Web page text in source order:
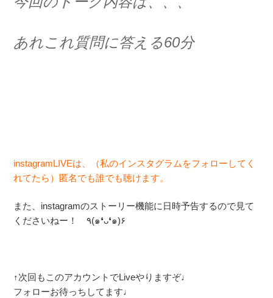
あれこれ質問に答える60分
instagramLIVEは、（私のインスタグラムをフォローしてく
れてたら）匿名でも誰でも聴けます。
また、instagramのストーリー機能に日時予告するので見て
くださいねー！ ٩(๑❛ᴗ❛๑)۶
↑次回もこのアカウントでLiveやりますぞ♩
フォローお待っちしてます♩